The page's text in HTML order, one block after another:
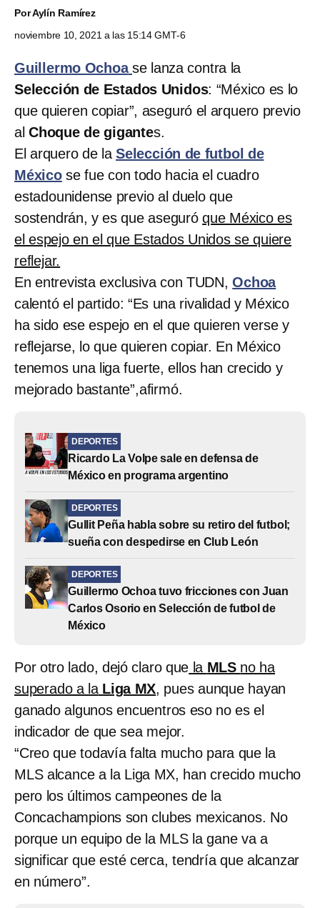
PorAylín Ramírez
noviembre 10, 2021 a las 15:14 GMT-6
Guillermo Ochoa se lanza contra la
Selección de Estados Unidos: “México es lo
que quieren copiar”, aseguró el arquero previo
al Choque de gigantes.
El arquero de la Selección de futbol de
Méxicose fue con todo hacia el cuadro
estadounidense previo al duelo que
sostendrán, y es que aseguróque México es
el espejo en el que Estados Unidos se quiere
reflejar.
En entrevista exclusiva con TUDN, Ochoa
calentó el partido: “Es una rivalidad y México
ha sido ese espejo en el que quieren verse y
reflejarse, lo que quieren copiar. En México
tenemos una liga fuerte, ellos han crecido y
mejorado bastante”,afirmó.
DEPORTES
Ricardo La Volpe sale en defensa de
México en programa argentino
DEPORTES
Gullit Peña habla sobre su retiro del futbol;
sueña con despedirse en Club León
DEPORTES
Guillermo Ochoa tuvo fricciones con Juan
Carlos Osorio en Selección de futbol de
México
Por otro lado, dejó claro que la MLS no ha
superado a laLiga MX, pues aunque hayan
ganado algunos encuentros eso no es el
indicador de que sea mejor.
“Creo que todavía falta mucho para que la
MLS alcance a la Liga MX, han crecido mucho
pero los últimos campeones de la
Concachampions son clubes mexicanos. No
porque un equipo de la MLS la gane va a
significar que esté cerca, tendría que alcanzar
en número”.